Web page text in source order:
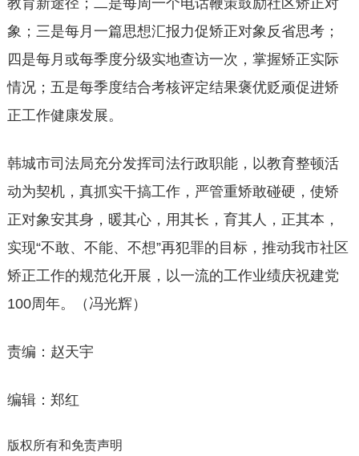
教育新途径；二是每周一个电话鞭策鼓励社区矫正对
象；三是每月一篇思想汇报力促矫正对象反省思考；
四是每月或每季度分级实地查访一次，掌握矫正实际
情况；五是每季度结合考核评定结果褒优贬顽促进矫
正工作健康发展。
韩城市司法局充分发挥司法行政职能，以教育整顿活
动为契机，真抓实干搞工作，严管重矫敢碰硬，使矫
正对象安其身，暖其心，用其长，育其人，正其本，
实现“不敢、不能、不想”再犯罪的目标，推动我市社区
矫正工作的规范化开展，以一流的工作业绩庆祝建党
100周年。（冯光辉）
责编：赵天宇
编辑：郑红
版权所有和免责声明